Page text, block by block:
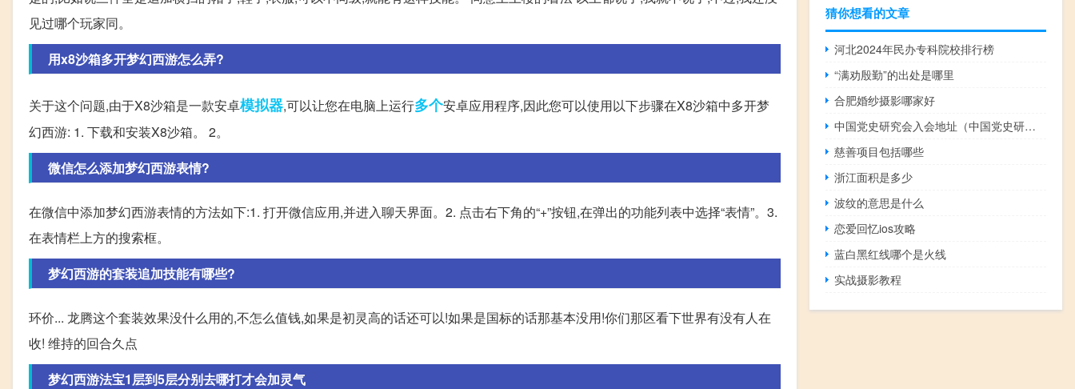
见过哪个玩家同。
用x8沙箱多开梦幻西游怎么弄?
关于这个问题,由于X8沙箱是一款安卓模拟器,可以让您在电脑上运行多个安卓应用程序,因此您可以使用以下步骤在X8沙箱中多开梦
幻西游: 1. 下载和安装X8沙箱。 2。
微信怎么添加梦幻西游表情?
在微信中添加梦幻西游表情的方法如下:1. 打开微信应用,并进入聊天界面。2. 点击右下角的“+”按钮,在弹出的功能列表中选择“表情”。3.
在表情栏上方的搜索框。
梦幻西游的套装追加技能有哪些?
环价... 龙腾这个套装效果没什么用的,不怎么值钱,如果是初灵高的话还可以!如果是国标的话那基本没用!你们那区看下世界有没有人在
收! 维持的回合久点
梦幻西游法宝1层到5层分别去哪打才会加灵气
猜你想看的文章
河北2024年民办专科院校排行榜
“满劝殷勤”的出处是哪里
合肥婚纱摄影哪家好
中国党史研究会入会地址（中国党史研究会简介）
慈善项目包括哪些
浙江面积是多少
波纹的意思是什么
恋爱回忆ios攻略
蓝白黑红线哪个是火线
实战摄影教程